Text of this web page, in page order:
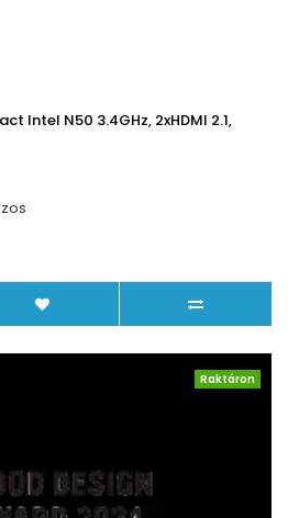
Intel N50 3.4GHz, 2xHDMI 2.1,
Raktáron